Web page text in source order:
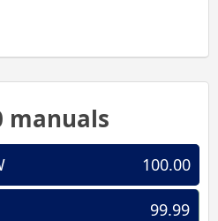
manuals
100.00
99.99